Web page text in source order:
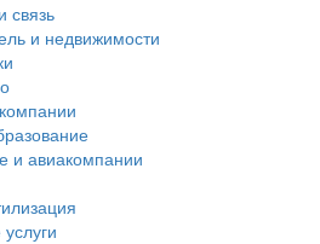
связь
и недвижимости
и авиакомпании